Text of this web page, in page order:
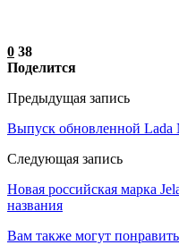
0 38
Поделится
Предыдущая запись
Выпуск обновленной Lada
Следующая запись
Новая российская марка
названия
Вам также могут